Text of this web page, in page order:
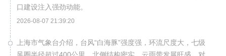
口建设注入强劲动能。
2026-08-07 21:39:20
上海市气象台介绍，台风“白海豚”强度强，环流尺度大，七级